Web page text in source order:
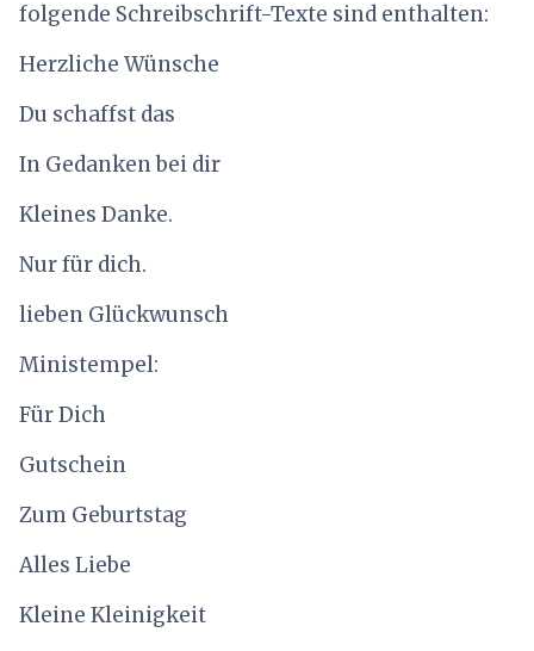
folgende Schreibschrift-Texte sind enthalten:
Herzliche Wünsche
Du schaffst das
In Gedanken bei dir
Kleines Danke.
Nur für dich.
lieben Glückwunsch
Ministempel:
Für Dich
Gutschein
Zum Geburtstag
Alles Liebe
Kleine Kleinigkeit